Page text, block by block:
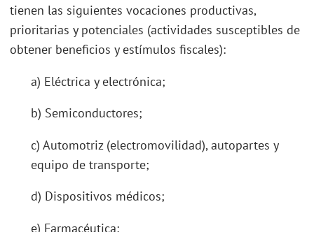
tienen las siguientes vocaciones productivas,
prioritarias y potenciales (actividades susceptibles de
obtener beneficios y estímulos fiscales):
a) Eléctrica y electrónica;
b) Semiconductores;
c) Automotriz (electromovilidad), autopartes y
equipo de transporte;
d) Dispositivos médicos;
e) Farmacéutica;